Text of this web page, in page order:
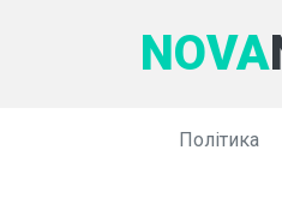
NOVA
Політика